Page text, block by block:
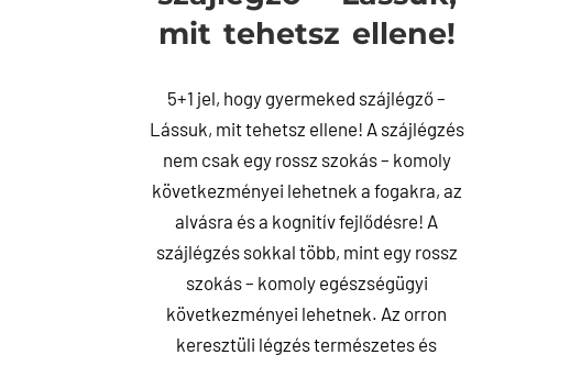
mit tehetsz ellene!
5+1 jel, hogy gyermeked szájlégző –
Lássuk, mit tehetsz ellene! A szájlégzés
nem csak egy rossz szokás – komoly
következményei lehetnek a fogakra, az
alvásra és a kognitív fejlődésre! A
szájlégzés sokkal több, mint egy rossz
szokás – komoly egészségügyi
következményei lehetnek. Az orron
keresztüli légzés természetes és